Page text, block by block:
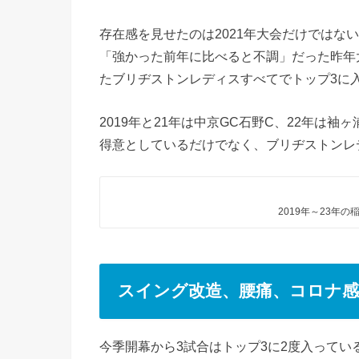
存在感を見せたのは2021年大会だけではな
「強かった前年に比べると不調」だった昨
たブリヂストンレディスすべてでトップ3に
2019年と21年は中京GC石野C、22年は袖
得意としているだけでなく、ブリヂストン
2019年～23年の
スイング改造、腰痛、コロナ
今季開幕から3試合はトップ3に2度入って